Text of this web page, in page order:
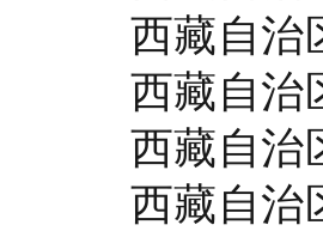
西藏自治
西藏自治
西藏自治
西藏自治